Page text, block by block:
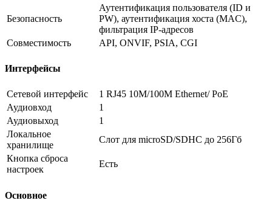
Безопасность
Аутентификация пользователя (ID и
PW), аутентификация хоста (MAC),
фильтрация IP-адресов
Совместимость
API, ONVIF, PSIA, CGI
Интерфейсы
Сетевой интерфейс
1 RJ45 10M/100M Ethernet/ PoE
Аудиовход
1
Аудиовыход
1
Локальное
хранилище
Слот для microSD/SDHC до 256Гб
Кнопка сброса
настроек
Есть
Основное